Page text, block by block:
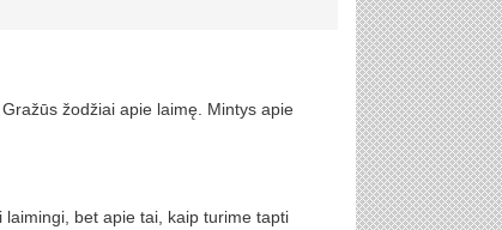
žodžiai apie laimę. Mintys apie
bet apie tai, kaip turime tapti